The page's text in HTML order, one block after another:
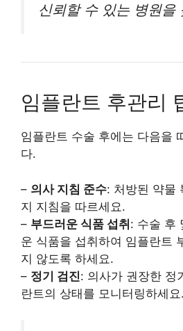
신뢰할 수 있는 병원을
임플란트 후관리
임플란트 수술 후에는 다음을
다.
– 의사 지침 준수: 처방된 약물
지 지침을 따르세요.
– 부드러운 식품 섭취: 수술 후
운 식품을 섭취하여 임플란트
지 않도록 하세요.
– 정기 검진: 의사가 권장한 정
란트의 상태를 모니터링하세요.